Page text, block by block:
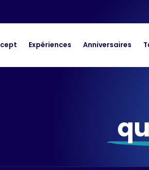
Expériences Anniversaires